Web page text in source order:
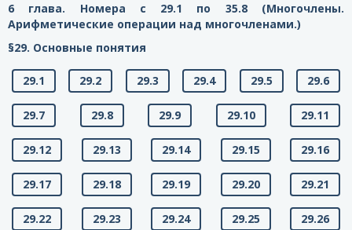
6 глава. Номера с 29.1 по 35.8 (Многочлены.
Арифметические операции над многочленами.)
§29. Основные понятия
29.1 29.2 29.3 29.4 29.5 29.6
29.7 29.8 29.9 29.10 29.11
29.12 29.13 29.14 29.15 29.16
29.17 29.18 29.19 29.20 29.21
29.22 29.23 29.24 29.25 29.26